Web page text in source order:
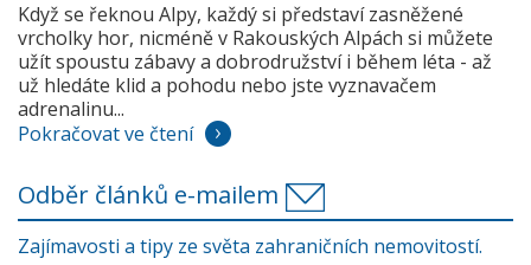
Když se řeknou Alpy, každý si představí zasněžené
vrcholky hor, nicméně v Rakouských Alpách si můžete
užít spoustu zábavy a dobrodružství i během léta - až
už hledáte klid a pohodu nebo jste vyznavačem
adrenalinu...
Pokračovat ve čtení
Odběr článků e-mailem
Zajímavosti a tipy ze světa zahraničních nemovitostí.